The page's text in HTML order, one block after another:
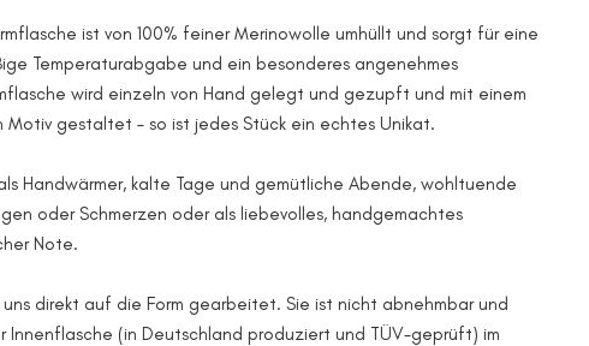
ist von 100% feiner Merinowolle umhüllt und sorgt für eine
Temperaturabgabe und ein besonderes angenehmes
wird einzeln von Hand gelegt und gezupft und mit einem
Motiv gestaltet – so ist jedes Stück ein echtes Unikat.
Handwärmer, kalte Tage und gemütliche Abende, wohltuende
oder Schmerzen oder als liebevolles, handgemachtes
Note.
uns direkt auf die Form gearbeitet. Sie ist nicht abnehmbar und
Innenflasche (in Deutschland produziert und TÜV-geprüft) im